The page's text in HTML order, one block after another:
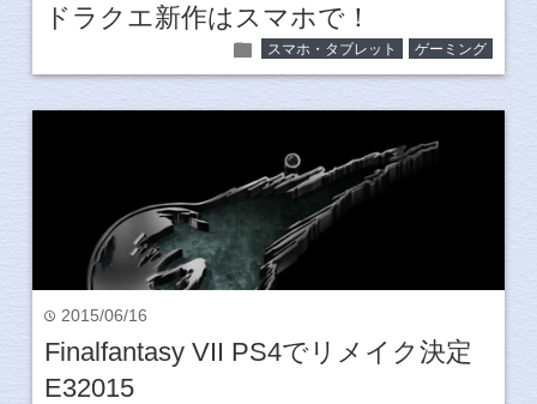
ドラクエ新作はスマホで！
folder スマホ・タブレット ゲーミング
time 2015/06/16
Finalfantasy VII PS4でリメイク決定
E32015